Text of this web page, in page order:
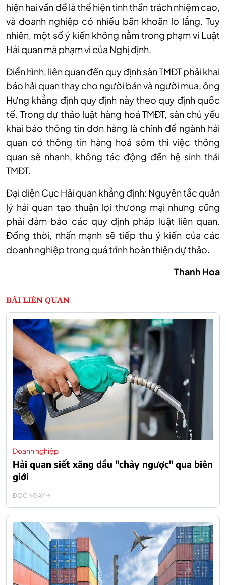
hiện hai vấn đề là thể hiện tinh thần trách nhiệm cao,
và doanh nghiệp có nhiều băn khoăn lo lắng. Tuy
nhiên, một số ý kiến không nằm trong phạm vi Luật
Hải quan mà phạm vi của Nghị định.
Điển hình, liên quan đến quy định sàn TMĐT phải khai
báo hải quan thay cho người bán và người mua, ông
Hưng khẳng định quy định này theo quy định quốc
tế. Trong dự thảo luật hàng hoá TMĐT, sàn chủ yếu
khai báo thông tin đơn hàng là chính để ngành hải
quan có thông tin hàng hoá sớm thì việc thông
quan sẽ nhanh, không tác động đến hệ sinh thái
TMĐT.
Đại diện Cục Hải quan khẳng định: Nguyên tắc quản
lý hải quan tạo thuận lợi thương mại nhưng cũng
phải đảm bảo các quy định pháp luật liên quan.
Đồng thời, nhấn mạnh sẽ tiếp thu ý kiến của các
doanh nghiệp trong quá trình hoàn thiện dự thảo.
Thanh Hoa
BÀI LIÊN QUAN
Doanh nghiệp
Hải quan siết xăng dầu "chảy ngược" qua biên
giới
ĐỌC NGAY